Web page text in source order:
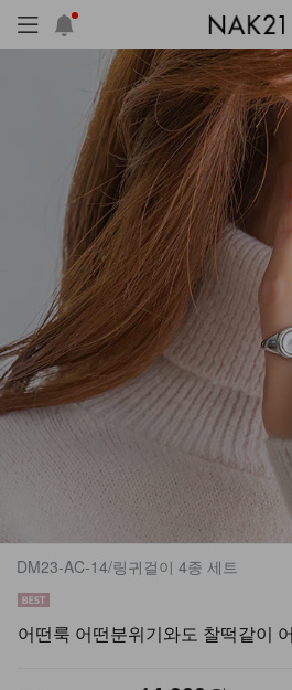
장마템 기획전 오늘출발
DM23-AC-14/링귀걸이 4종 세트
어떤룩 어떤분위기와도 찰떡같이